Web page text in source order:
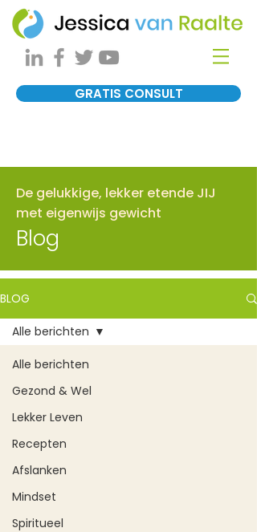
GRATIS CONSULT
De gelukkige, lekker etende JIJ
met eigenwijs gewicht
Blog
BLOG
Alle berichten
Gezond & Wel
Lekker Leven
Recepten
Afslanken
Mindset
Spiritueel
Alle berichten